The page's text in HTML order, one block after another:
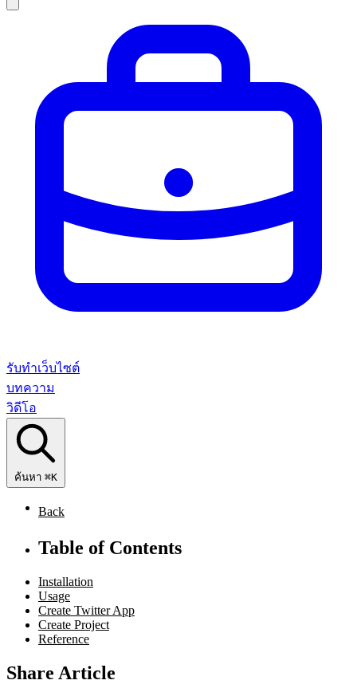
รับทำเว็บไซต์
บทความ
วิดีโอ
ค้นหา ⌘K
Back
Table of Contents
Installation
Usage
Create Twitter App
Create Project
Reference
Share Article